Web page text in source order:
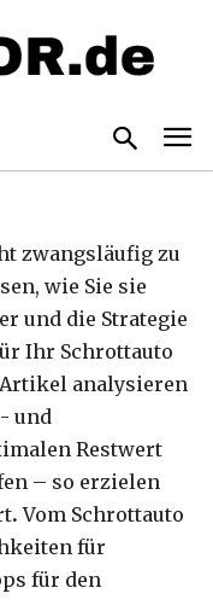
2. SEPTEMBER 2025
zwangsläufig zu
wie Sie sie
und die Strategie
Ihr Schrottauto
analysieren
und
Restwert
– so erzielen
.Vom Schrottauto
für
für den